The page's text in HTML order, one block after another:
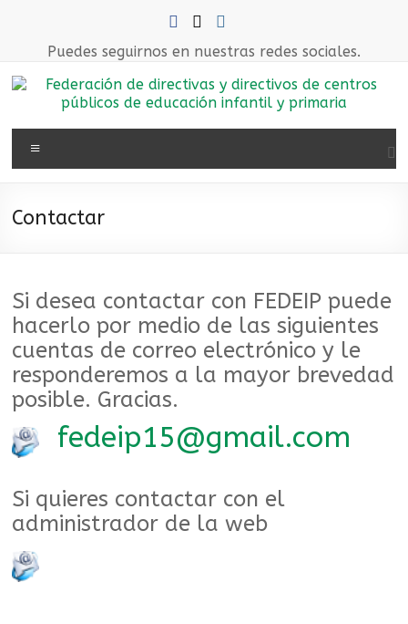
contenidoPuedes seguirnos en nuestras redes sociales.
Federación
de
directivas
de
centros
públicos
de
educación
infantil
y
primaria
Federación
Contactar
Si desea contactar con FEDEIP puede
hacerlo por medio de las siguientes
cuentas de correo electrónico y le
responderemos a la mayor brevedad
posible. Gracias.
fedeip15@gmail.com
Si quieres contactar con el
administrador de la web